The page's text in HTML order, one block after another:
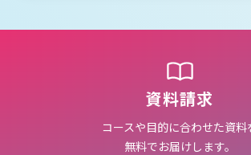
資料請求
コースや目的に合わせた資料
無料でお届けします。